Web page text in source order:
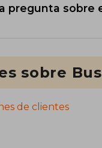
pregunta sobre
sobre
de clientes